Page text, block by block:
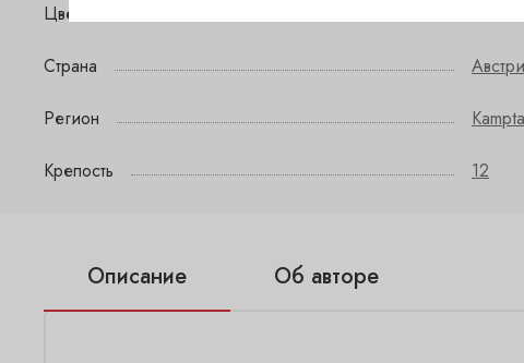
Цвет
Страна
Регион
Крепость 12
Описание Об авторе